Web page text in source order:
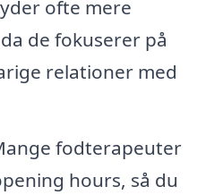
ofte mere
de fokuserer på
relationer med
fodterapeuter
hours, så du